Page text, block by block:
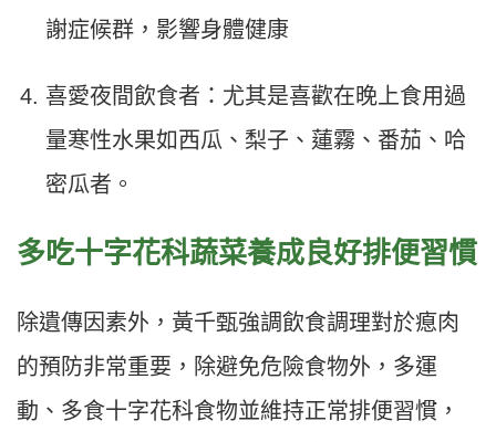
謝症候群，影響身體健康
喜愛夜間飲食者：尤其是喜歡在晚上食用過
量寒性水果如西瓜、梨子、蓮霧、番茄、哈
密瓜者。
多吃十字花科蔬菜養成良好排便習慣
除遺傳因素外，黃千甄強調飲食調理對於瘜肉
的預防非常重要，除避免危險食物外，多運
動、多食十字花科食物並維持正常排便習慣，